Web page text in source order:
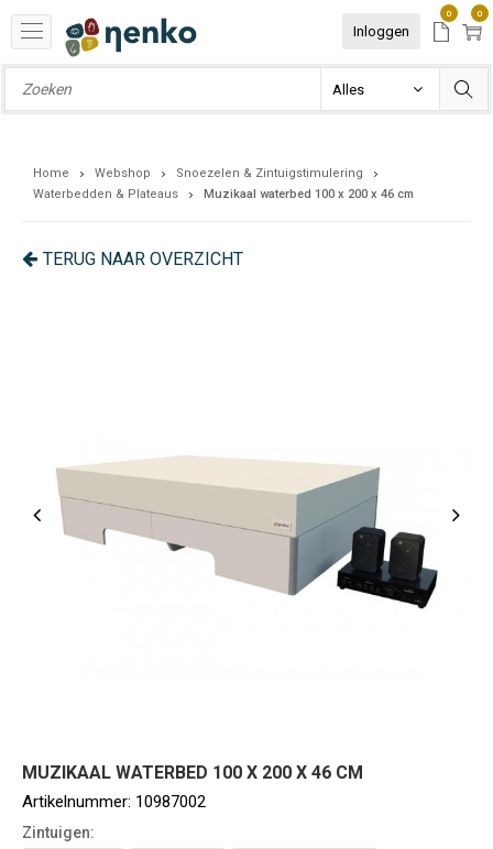
Inloggen
0 0
Home Webshop
Snoezelen & Zintuigstimulering
Waterbedden & Plateaus
Muzikaal waterbed 100 x 200 x 46 cm
TERUG NAAR OVERZICHT
MUZIKAAL WATERBED 100 X 200 X 46 CM
Artikelnummer: 10987002
Zintuigen: